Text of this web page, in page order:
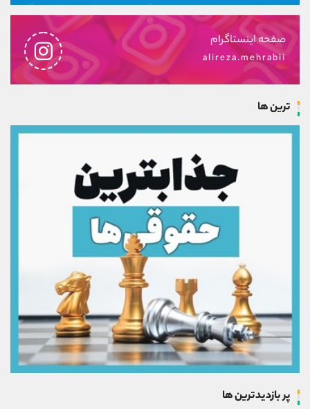
صفحه اینستاگرام
alireza.mehrabii
ترین ها
پر بازدیدترین ها